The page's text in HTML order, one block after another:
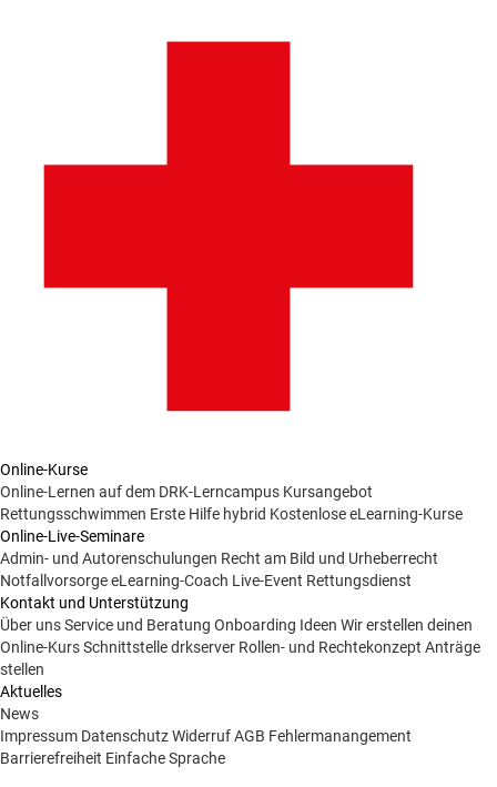
Online-Kurse
Online-Lernen auf dem DRK-Lerncampus Kursangebot
Rettungsschwimmen Erste Hilfe hybrid Kostenlose eLearning-Kurse
Online-Live-Seminare
Admin- und Autorenschulungen Recht am Bild und Urheberrecht
NotfallvorsorgeeLearning-Coach Live-Event Rettungsdienst
Kontakt und Unterstützung
Über unsService und Beratung Onboarding Ideen Wir erstellen deinen
Online-KursSchnittstelle drkserver Rollen- und Rechtekonzept Anträge
stellen
Aktuelles
News
Impressum DatenschutzWiderrufAGB Fehlermanangement
Barrierefreiheit Einfache Sprache